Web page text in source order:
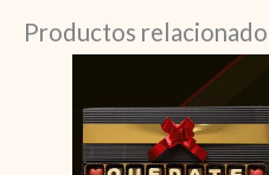
Productos